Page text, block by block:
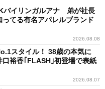
バイリンガルアナ 弟が社長
てる有名アパレルブランド
2026.08.08
スタイル！ 38歳の本気に
裕香｢FLASH｣初登場で表紙
2026.08.07